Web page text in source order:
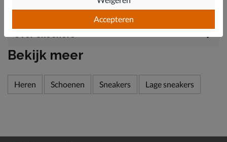
Specificaties
Over Skechers
Bekijk meer
Heren Schoenen Sneakers Lage sneakers
Accepteren